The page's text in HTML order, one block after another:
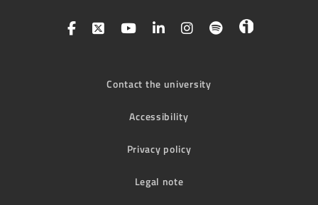
Contact the university
Accessibility
Privacy policy
Legal note